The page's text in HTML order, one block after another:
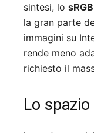
sintesi, lo sRGB
la gran parte
immagini su
rende meno
richiesto il
Lo